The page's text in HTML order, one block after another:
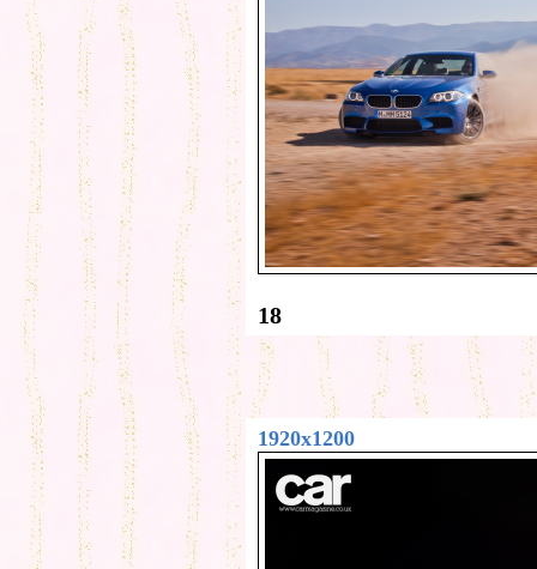
18
1920x1200